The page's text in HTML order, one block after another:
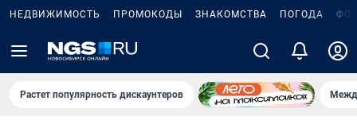
НЕДВИЖИМОСТЬ ПРОМОКОДЫ ЗНАКОМСТВА ПОГОДА
Растет популярность дискаунтеров